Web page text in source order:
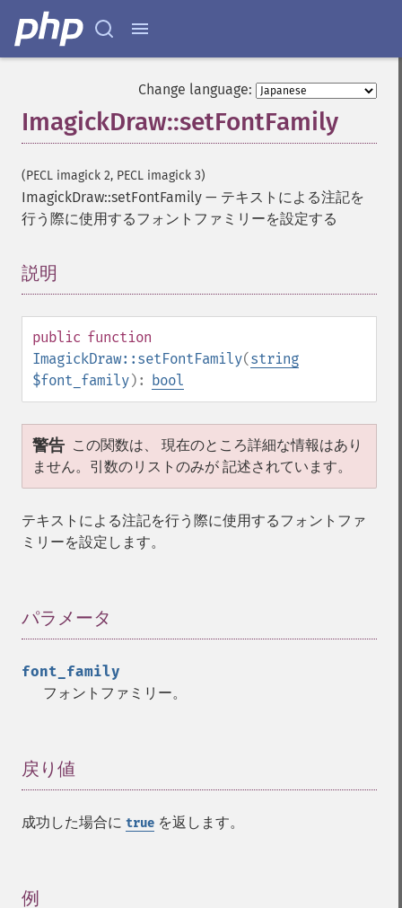
Change language:
ImagickDraw::setFontFamily
(PECL imagick 2, PECL imagick 3)
ImagickDraw::setFontFamily — テキストによる注記を
行う際に使用するフォントファミリーを設定する
説明
public function
ImagickDraw::setFontFamily(string
$font_family): bool
警告 この関数は、 現在のところ詳細な情報はあり
ません。引数のリストのみが 記述されています。
テキストによる注記を行う際に使用するフォントファ
ミリーを設定します。
パラメータ
font_family
フォントファミリー。
戻り値
成功した場合に true を返します。
例